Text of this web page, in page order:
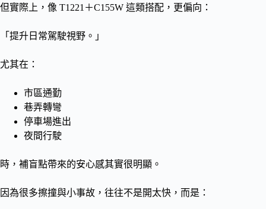
但實際上，像 T1221＋C155W 這類搭配，更偏向：
「提升日常駕駛視野。」
尤其在：
市區通勤
巷弄轉彎
停車場進出
夜間行駛
時，補盲點帶來的安心感其實很明顯。
因為很多擦撞與小事故，往往不是開太快，而是：